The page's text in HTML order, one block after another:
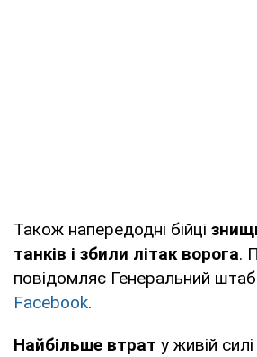
Також напередодні бійці
танків і збили літак ворога.
повідомляє Генеральний
Facebook.
Найбільше втрат у живій силі